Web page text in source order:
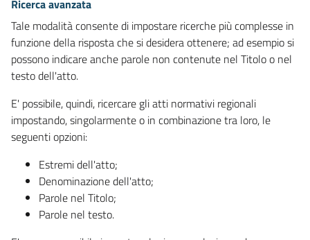
Ricerca avanzata
Tale modalità consente di impostare ricerche più complesse in
funzione della risposta che si desidera ottenere; ad esempio si
possono indicare anche parole non contenute nel Titolo o nel
testo dell'atto.
E' possibile, quindi, ricercare gli atti normativi regionali
impostando, singolarmente o in combinazione tra loro, le
seguenti opzioni:
Estremi dell'atto;
Denominazione dell'atto;
Parole nel Titolo;
Parole nel testo.